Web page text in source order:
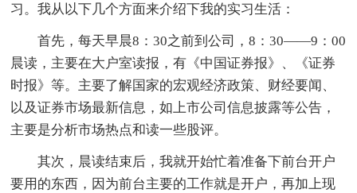
习。我从以下几个方面来介绍下我的实习生活：
首先，每天早晨8：30之前到公司，8：30——9：00
晨读，主要在大户室读报，有《中国证券报》、《证券
时报》等。主要了解国家的宏观经济政策、财经要闻、
以及证券市场最新信息，如上市公司信息披露等公告，
主要是分析市场热点和读一些股评。
其次，晨读结束后，我就开始忙着准备下前台开户
要用的东西，因为前台主要的工作就是开户，再加上现